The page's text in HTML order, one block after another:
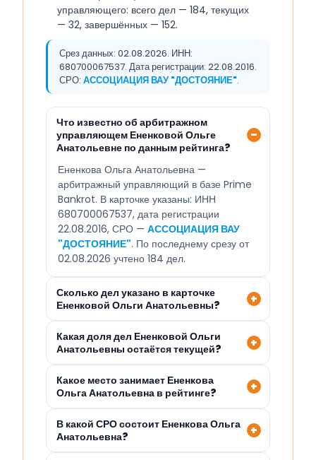
управляющего: всего дел — 184, текущих
— 32, завершённых — 152.
Срез данных: 02.08.2026. ИНН:
680700067537. Дата регистрации: 22.08.2016.
СРО: АССОЦИАЦИЯ ВАУ "ДОСТОЯНИЕ".
Что известно об арбитражном
управляющем Ененковой Ольге
Анатольевне по данным рейтинга?
Ененкова Ольга Анатольевна —
арбитражный управляющий в базе Prime
Bankrot. В карточке указаны: ИНН
680700067537, дата регистрации
22.08.2016, СРО — АССОЦИАЦИЯ ВАУ
"ДОСТОЯНИЕ". По последнему срезу от
02.08.2026 учтено 184 дел.
Сколько дел указано в карточке
Ененковой Ольги Анатольевны?
Какая доля дел Ененковой Ольги
Анатольевны остаётся текущей?
Какое место занимает Ененкова
Ольга Анатольевна в рейтинге?
В какой СРО состоит Ененкова Ольга
Анатольевна?